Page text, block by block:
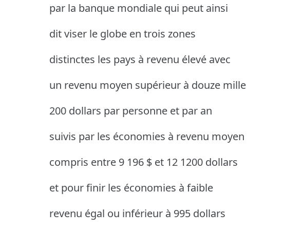
par la banque mondiale qui peut ainsi
dit viser le globe en trois zones
distinctes les pays à revenu élevé avec
un revenu moyen supérieur à douze mille
200 dollars par personne et par an
suivis par les économies à revenu moyen
compris entre 9 196 $ et 12 1200 dollars
et pour finir les économies à faible
revenu égal ou inférieur à 995 dollars